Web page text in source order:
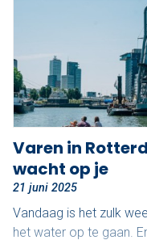
Veel gestelde
Werken bij
Algemene
Nu reserveren
Varen in
wacht op je
21 juni 2025
Vandaag is het zulk
het water op te gaan.